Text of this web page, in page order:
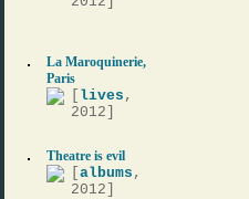
La Maroquinerie,
Paris
lives ,
2012]
Theatre is evil
[albums ,
2012]